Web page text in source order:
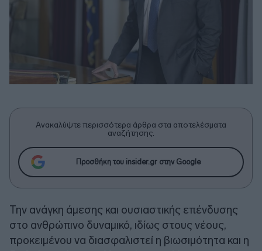
Ανακαλύψτε περισσότερα άρθρα στα αποτελέσματα
αναζήτησης.
Προσθήκη του insider.gr στην Google
Την ανάγκη άμεσης και ουσιαστικής επένδυσης
στο ανθρώπινο δυναμικό, ιδίως στους νέους,
προκειμένου να διασφαλιστεί η βιωσιμότητα και η